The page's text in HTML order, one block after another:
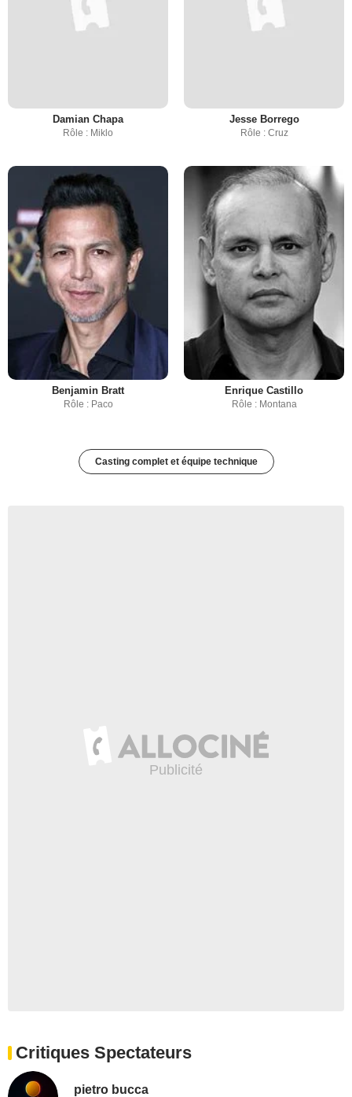
Damian Chapa
Rôle : Miklo
Jesse Borrego
Rôle : Cruz
Benjamin Bratt
Rôle : Paco
Enrique Castillo
Rôle : Montana
Casting complet et équipe technique
Critiques Spectateurs
pietro bucca